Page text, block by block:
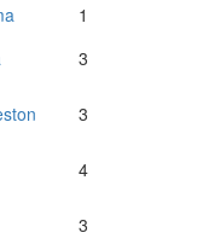
1
3
3
4
3